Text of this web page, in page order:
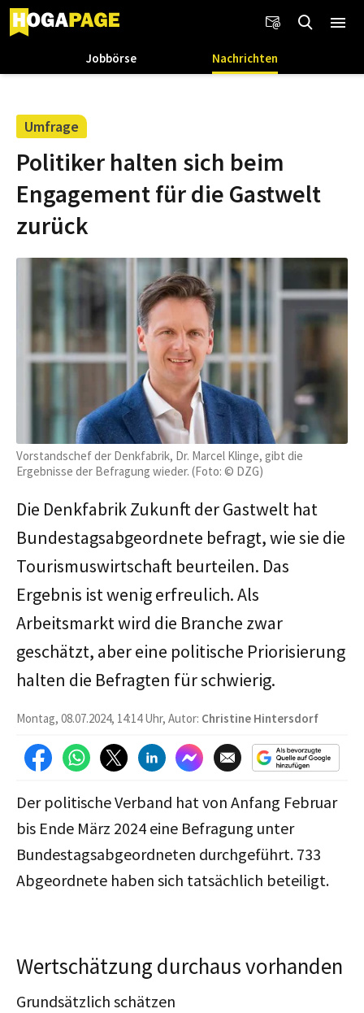
Jobbörse Nachrichten
Umfrage
Politiker halten sich beim
Engagement für die Gastwelt
zurück
Vorstandschef der Denkfabrik, Dr. Marcel Klinge, gibt die
Ergebnisse der Befragung wieder. (Foto: © DZG)
Die Denkfabrik Zukunft der Gastwelt hat
Bundestagsabgeordnete befragt, wie sie die
Tourismuswirtschaft beurteilen. Das
Ergebnis ist wenig erfreulich. Als
Arbeitsmarkt wird die Branche zwar
geschätzt, aber eine politische Priorisierung
halten die Befragten für schwierig.
Montag, 08.07.2024, 14:14 Uhr, Autor: Christine Hintersdorf
Der politische Verband hat von Anfang Februar
bis Ende März 2024 eine Befragung unter
Bundestagsabgeordneten durchgeführt. 733
Abgeordnete haben sich tatsächlich beteiligt.
Wertschätzung durchaus vorhanden
Grundsätzlich schätzen